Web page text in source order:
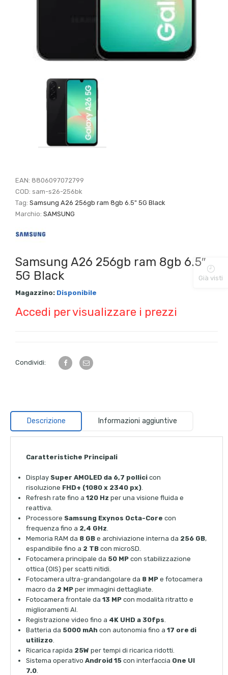
EAN: 8806097072799
COD:sam-s26-256bk
Tag:Samsung A26 256gb ram 8gb 6.5" 5G Black
Marchio:SAMSUNG
Samsung A26 256gb ram 8gb 6.5″
5G Black
Magazzino: Disponibile
Accedi per visualizzare i prezzi
Condividi:
Descrizione Informazioni aggiuntive
Caratteristiche Principali
Display Super AMOLED da 6,7 pollici con
risoluzione FHD+ (1080 x 2340 px)
Refresh rate fino a 120 Hz per una visione fluida e
reattiva.
Processore Samsung Exynos Octa-Core con
frequenza fino a 2,4 GHz
Memoria RAM da 8 GB e archiviazione interna da 256 GB,
espandibile fino a 2 TB con microSD.
Fotocamera principale da 50 MP con stabilizzazione
ottica (OIS) per scatti nitidi.
Fotocamera ultra-grandangolare da 8 MP e fotocamera
macro da 2 MP per immagini dettagliate.
Fotocamera frontale da 13 MP con modalità ritratto e
miglioramenti AI.
Registrazione video fino a 4K UHD a 30fps
Batteria da 5000 mAh con autonomia fino a 17 ore di
utilizzo
Ricarica rapida 25W per tempi di ricarica ridotti.
Sistema operativo Android 15 con interfaccia One UI
7.0
Già visti